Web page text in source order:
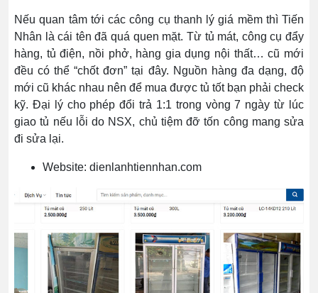
Nếu quan tâm tới các công cụ thanh lý giá mềm thì Tiến
Nhân là cái tên đã quá quen mặt. Từ tủ mát, công cụ đẩy
hàng, tủ điện, nồi phở, hàng gia dụng nội thất… cũ mới
đều có thể “chốt đơn” tại đây. Nguồn hàng đa dạng, độ
mới cũ khác nhau nên để mua được tủ tốt bạn phải check
kỹ. Đại lý cho phép đổi trả 1:1 trong vòng 7 ngày từ lúc
giao tủ nếu lỗi do NSX, chủ tiệm đỡ tốn công mang sửa
đi sửa lại.
Website: dienlanhtiennhan.com